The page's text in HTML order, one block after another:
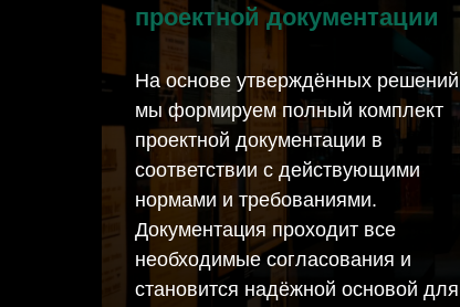
проектной документации
На основе утверждённых решений
мы формируем полный комплект
проектной документации в
соответствии с действующими
нормами и требованиями.
Документация проходит все
необходимые согласования и
становится надёжной основой для